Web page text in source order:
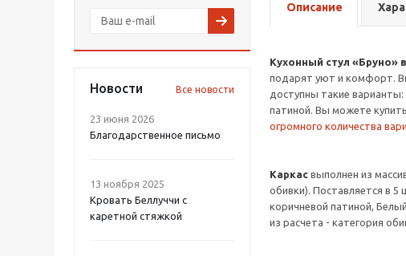
Новости Все новости
23 июня 2026
Благодарственное письмо
13 ноября 2025
Кровать Беллуччи с
каретной стяжкой
Описание
Кухонный стул «Бруно»
подарят уют и комфорт.
доступны такие варианты:
патиной. Вы можете
огромного количества
Каркас выполнен из
обивки). Поставляется в
коричневой патиной,
из расчета - категория